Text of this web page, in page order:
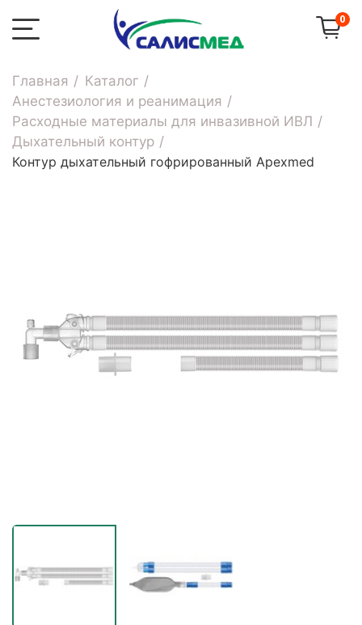
0
Главная
Каталог
Анестезиология и реанимация
Расходные материалы для инвазивной ИВЛ
Дыхательный контур
Контур дыхательный гофрированный Apexmed